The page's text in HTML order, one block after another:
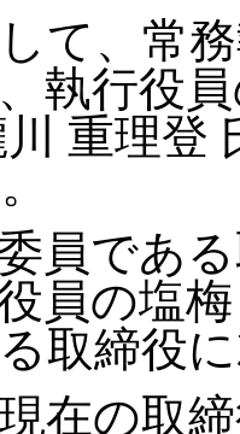
て、常
執行役
重理登
員であ
員の塩
取締役
在の取